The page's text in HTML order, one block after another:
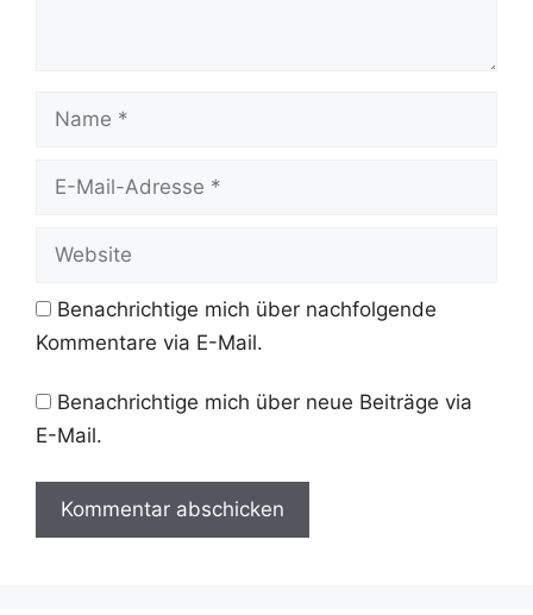
Mail-
Benachrichtige mich über nachfolgende
Kommentare via E-Mail.
Benachrichtige mich über neue Beiträge via
E-Mail.